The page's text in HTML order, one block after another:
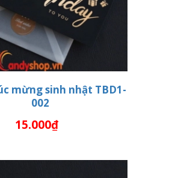
mừng sinh nhật TBD1-
002
15.000₫